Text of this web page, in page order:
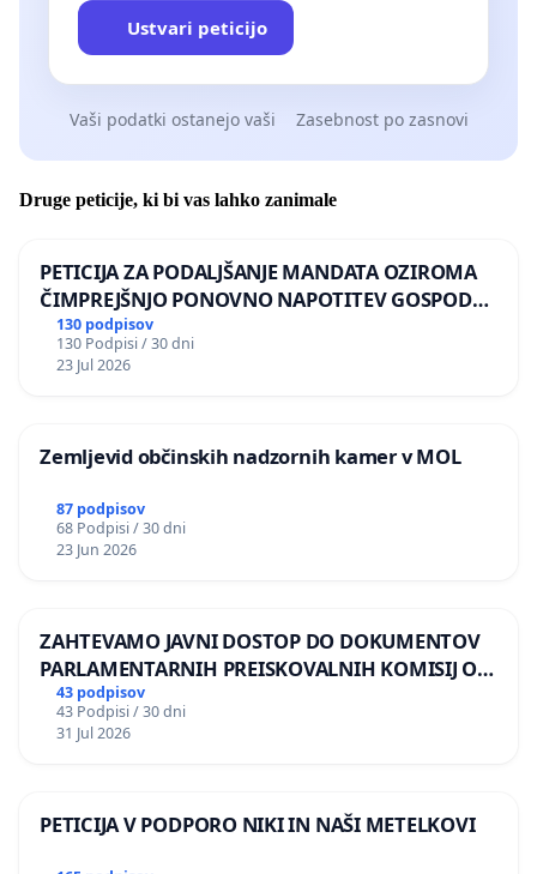
Ustvari peticijo
Vaši podatki ostanejo vaši Zasebnost po zasnovi
Druge peticije, ki bi vas lahko zanimale
PETICIJA ZA PODALJŠANJE MANDATA OZIROMA
ČIMPREJŠNJO PONOVNO NAPOTITEV GOSPODA
BERNARDA ŠRAJNERJA NA VELEPOSLANIŠTVO
REPUBLIKE SLOVENIJE V MOSKVI
130 podpisov
130 Podpisi / 30 dni
23 Jul 2026
Zemljevid občinskih nadzornih kamer v MOL
87 podpisov
68 Podpisi / 30 dni
23 Jun 2026
ZAHTEVAMO JAVNI DOSTOP DO DOKUMENTOV
PARLAMENTARNIH PREISKOVALNIH KOMISIJ O
ILEGALNI TRGOVINI Z OROŽJEM
43 podpisov
43 Podpisi / 30 dni
31 Jul 2026
PETICIJA V PODPORO NIKI IN NAŠI METELKOVI